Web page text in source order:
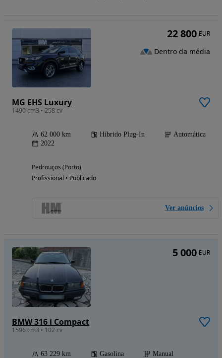
MG EHS Luxury
1490 cm3 • 258 cv
62 000 km Híbrido Plug-In
Automática
2022
Pedrouços (Porto)
Profissional • Publicado
Ver anúncios
22 800 EUR
Dentro da média
BMW 316 i Compact
1596 cm3 • 102 cv
63 229 km Gasolina
Manual
5 000 EUR